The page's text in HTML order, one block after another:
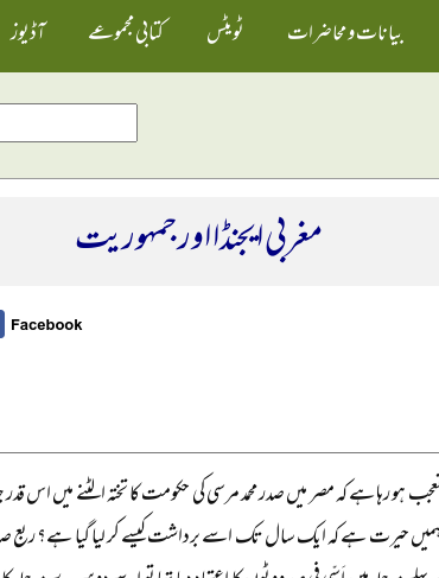
بیانات و محاضرات ٹویٹس کتابی مجموعے آڈیوز
مغربی ایجنڈا اور جمہوریت
ہو رہا ہے کہ مصر میں صدر محمد مرسی کی حکومت کا تختہ الٹنے میں اس
ہمیں حیرت ہے کہ ایک سال تک اسے برداشت کیسے کر لیا گیا ہے؟